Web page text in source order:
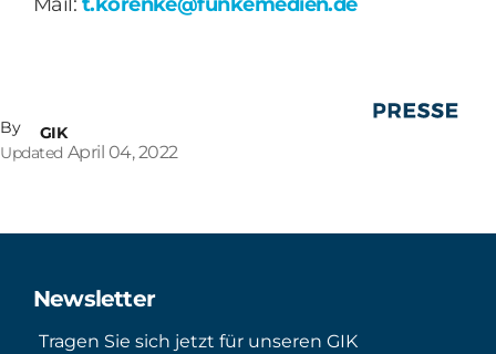
By
GIK
Updated April 04, 2022
Newsletter
Tragen Sie sich jetzt für unseren GIK